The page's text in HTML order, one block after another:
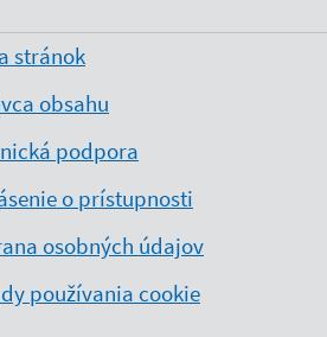
stránok
obsahu
podpora
o prístupnosti
osobných údajov
používania cookie